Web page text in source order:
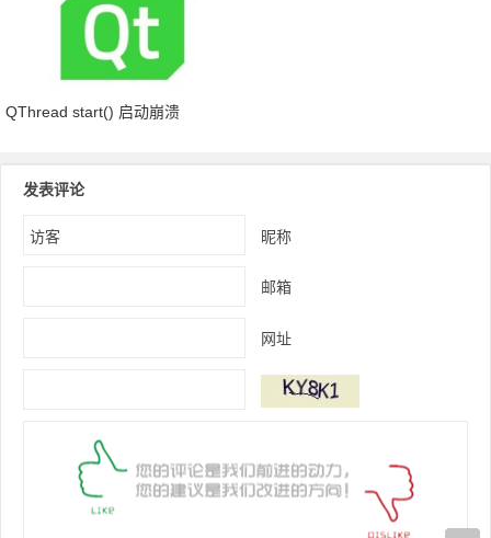
QThread start() 启动崩溃
发表评论
昵称
邮箱
网址